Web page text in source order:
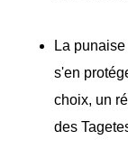
La
s'en
choix, un
des